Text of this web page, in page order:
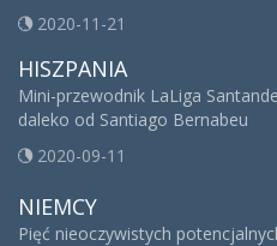
2020-11-21
HISZPANIA
Mini-przewodnik LaLiga
daleko od Santiago Bernabeu
2020-09-11
NIEMCY
Pięć nieoczywistych